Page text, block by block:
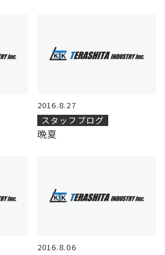
2016.8.27
スタッフブログ
晩夏
2016.8.06